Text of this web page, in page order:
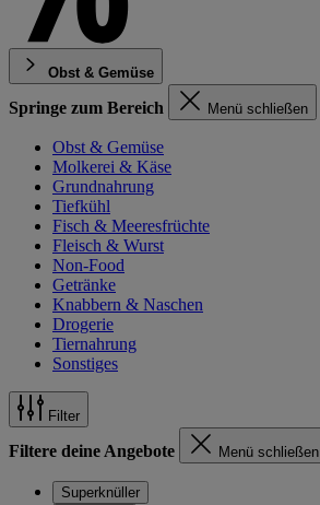
Obst & Gemüse
Springe zum Bereich Menü schließen
Obst & Gemüse
Molkerei & Käse
Grundnahrung
Tiefkühl
Fisch & Meeresfrüchte
Fleisch & Wurst
Non-Food
Getränke
Knabbern & Naschen
Drogerie
Tiernahrung
Sonstiges
Filter
Filtere deine Angebote Menü schließen
Superknüller